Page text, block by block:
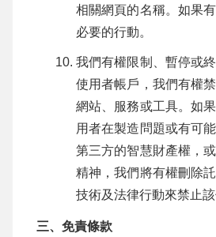
相關網頁的名稱。如果
必要的行動。
我們有權限制、暫停或
使用者帳戶，我們有權
網站、服務或工具。如
用者在製造問題或有可
第三方的智慧財產權，
精神，我們將有權刪除
技術及法律行動來禁止該
三、免責條款